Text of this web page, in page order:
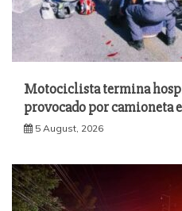
Motociclista termina
provocado por camioneta
5 August, 2026